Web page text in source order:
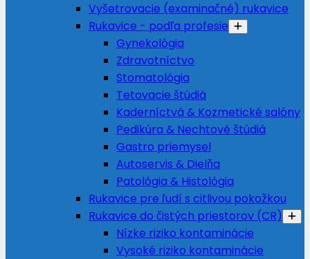
Vyšetrovacie (examinačné) rukavice
Rukavice - podľa profesie
Gynekológia
Zdravotníctvo
Stomatológia
Tetovacie štúdiá
Kaderníctvá & Kozmetické salóny
Pedikúra & Nechtové štúdiá
Gastro priemysel
Autoservis & Dielňa
Patológia & Histológia
Rukavice pre ľudí s citlivou pokožkou
Rukavice do čistých priestorov (CR)
Nízke riziko kontaminácie
Vysoké riziko kontaminácie